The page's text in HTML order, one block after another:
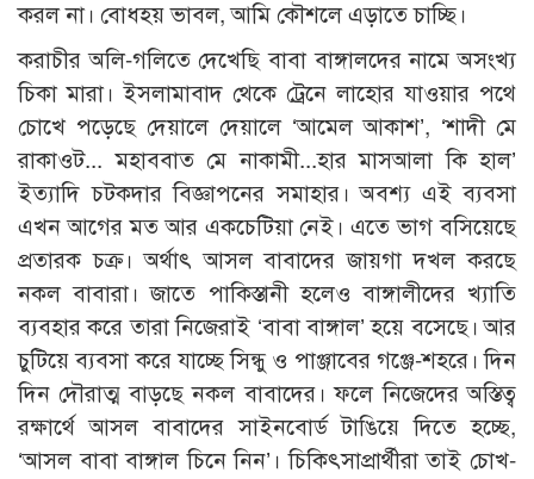
করল না। বোধহয় ভাবল, আমি কৌশলে এড়াতে চাচ্ছি।
করাচীর অলি-গলিতে দেখেছি বাবা বাঙ্গালদের নামে অসংখ্য
চিকা মারা। ইসলামাবাদ থেকে ট্রেনে লাহোর যাওয়ার পথে
চোখে পড়েছে দেয়ালে দেয়ালে ‘আমেল আকাশ’, ‘শাদী মে
রাকাওট... মহাববাত মে নাকামী...হার মাসআলা কি হাল’
ইত্যাদি চটকদার বিজ্ঞাপনের সমাহার। অবশ্য এই ব্যবসা
এখন আগের মত আর একচেটিয়া নেই। এতে ভাগ বসিয়েছে
প্রতারক চক্র। অর্থাৎ আসল বাবাদের জায়গা দখল করছে
নকল বাবারা। জাতে পাকিস্তানী হলেও বাঙ্গালীদের খ্যাতি
ব্যবহার করে তারা নিজেরাই ‘বাবা বাঙ্গাল’ হয়ে বসেছে। আর
চুটিয়ে ব্যবসা করে যাচ্ছে সিন্ধু ও পাঞ্জাবের গঞ্জে-শহরে। দিন
দিন দৌরাত্ম বাড়ছে নকল বাবাদের। ফলে নিজেদের অস্তিত্ব
রক্ষার্থে আসল বাবাদের সাইনবোর্ড টাঙিয়ে দিতে হচ্ছে,
‘আসল বাবা বাঙ্গাল চিনে নিন’। চিকিৎসাপ্রার্থীরা তাই চোখ-